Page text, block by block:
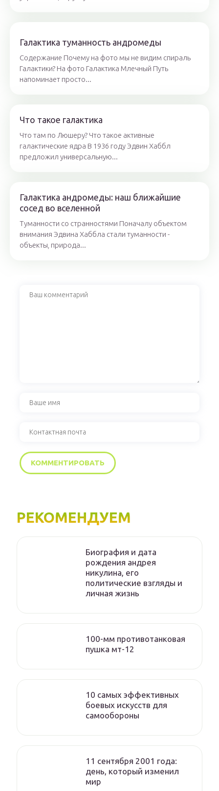
Галактика туманность андромеды
Содержание Почему на фото мы не видим спираль
Галактики? На фото Галактика Млечный Путь
напоминает просто...
Что такое галактика
Что там по Люшеру? Что такое активные
галактические ядра В 1936 году Эдвин Хаббл
предложил универсальную...
Галактика андромеды: наш ближайшие
сосед во вселенной
Туманности со странностями Поначалу объектом
внимания Эдвина Хаббла стали туманности -
объекты, природа...
РЕКОМЕНДУЕМ
Биография и дата
рождения андрея
никулина, его
политические взгляды и
личная жизнь
100-мм противотанковая
пушка мт-12
10 самых эффективных
боевых искусств для
самообороны
11 сентября 2001 года:
день, который изменил
мир